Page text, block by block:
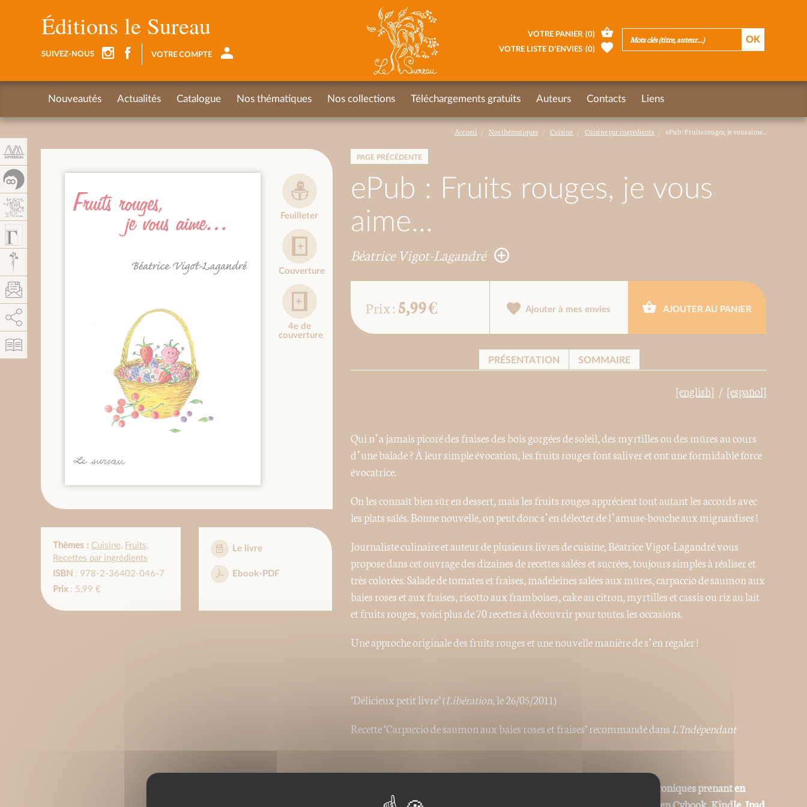
Accueil Nos thématiques Cuisine Cuisine par ingrédients ePub : Fruits rouges, je vous aime...
PAGE PRÉCÉDENTE
ePub : Fruits rouges, je vous
aime...
Béatrice Vigot-Lagandré
Feuilleter
Couverture
4e de
couverture
Thèmes : Cuisine, Fruits,
Recettes par ingrédients
ISBN : 978-2-36402-046-7
Prix: 5,99 €
Le livre
Ebook-PDF
Prix : 5,99 € Ajouter à mes envies AJOUTER AU PANIER
PRÉSENTATION SOMMAIRE
[english] [español]
Qui n’a jamais picoré des fraises des bois gorgées de soleil, des myrtilles ou des mûres au cours
d’une balade ? À leur simple évocation, les fruits rouges font saliver et ont une formidable force
évocatrice.
On les connaît bien sûr en dessert, mais les fruits rouges apprécient tout autant les accords avec
les plats salés. Bonne nouvelle, on peut donc s’en délecter de l’amuse-bouche aux mignardises !
Journaliste culinaire et auteur de plusieurs livres de cuisine, Béatrice Vigot-Lagandré vous
propose dans cet ouvrage des dizaines de recettes salées et sucrées, toujours simples à réaliser et
très colorées. Salade de tomates et fraises, madeleines salées aux mûres, carpaccio de saumon aux
baies roses et aux fraises, risotto aux framboises, cake au citron, myrtilles et cassis ou riz au lait
et fruits rouges, voici plus de 70 recettes à découvrir pour toutes les occasions.
Une approche originale des fruits rouges et une nouvelle manière de s’en régaler !
"Délicieux petit livre" (Libération, le 26/05/2011)
Recette "Carpaccio de saumon aux baies roses et fraises" recommandé dans L'Indépendant
Nos ePubs sont des versions adaptées aux liseuses électroniques prenant en
charge le format ePub de type Sony Reader, Kobo, Booken Cybook, Kindle, Ipad
Éditions le Sureau
SUIVEZ-NOUS VOTRE COMPTE
VOTRE PANIER (0)
VOTRE LISTE D’ENVIES (0)
Nouveautés Actualités Catalogue Nos thématiques Nos collections Téléchargements gratuits Auteurs Contacts Liens